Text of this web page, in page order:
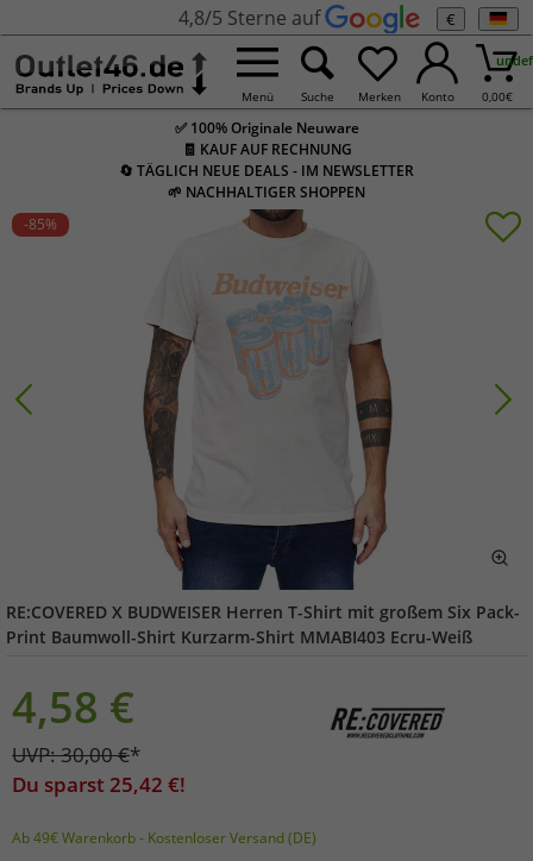
4,8/5 Sterne auf €
Menü Suche Merken Konto 0,00€
✅ 100% Originale Neuware
🧾 KAUF AUF RECHNUNG
🔄 TÄGLICH NEUE DEALS - IM NEWSLETTER
🌱 NACHHALTIGER SHOPPEN
-85%
RE:COVERED X BUDWEISER Herren T-Shirt mit großem Six Pack-
Print Baumwoll-Shirt Kurzarm-Shirt MMABI403 Ecru-Weiß
4,58 €
UVP:30,00€*
Du sparst 25,42 €!
Ab 49€ Warenkorb - Kostenloser Versand (DE)